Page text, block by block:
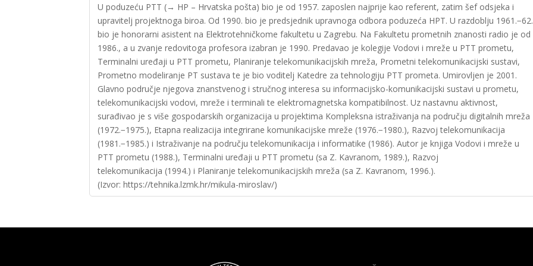
U poduzeću PTT (→ HP – Hrvatska pošta) bio je od 1957. zaposlen najprije kao referent, zatim šef odsjeka i
upravitelj projektnoga biroa. Od 1990. bio je predsjednik upravnoga odbora poduzeća HPT. U razdoblju 1961.−62.
bio je honorarni asistent na Elektrotehničkome fakultetu u Zagrebu. Na Fakultetu prometnih znanosti radio je od
1986., a u zvanje redovitoga profesora izabran je 1990. Predavao je kolegije Vodovi i mreže u PTT prometu,
Terminalni uređaji u PTT prometu, Planiranje telekomunikacijskih mreža, Prometni telekomunikacijski sustavi,
Prometno modeliranje PT sustava te je bio voditelj Katedre za tehnologiju PTT prometa. Umirovljen je 2001.
Glavno područje njegova znanstvenog i stručnog interesa su informacijsko-komunikacijski sustavi u prometu,
telekomunikacijski vodovi, mreže i terminali te elektromagnetska kompatibilnost. Uz nastavnu aktivnost,
surađivao je s više gospodarskih organizacija u projektima Kompleksna istraživanja na području digitalnih mreža
(1972.−1975.), Etapna realizacija integrirane komunikacijske mreže (1976.−1980.), Razvoj telekomunikacija
(1981.−1985.) i Istraživanje na području telekomunikacija i informatike (1986). Autor je knjiga Vodovi i mreže u
PTT prometu (1988.), Terminalni uređaji u PTT prometu (sa Z. Kavranom, 1989.), Razvoj
telekomunikacija (1994.) i Planiranje telekomunikacijskih mreža (sa Z. Kavranom, 1996.).
(Izvor: https://tehnika.lzmk.hr/mikula-miroslav/)